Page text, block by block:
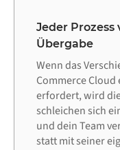
Jeder
Übergabe
Wenn das
Commerce
erfordert, wird
schleichen sich
und dein Team
statt mit seiner